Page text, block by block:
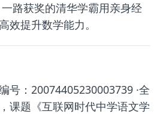
路获奖的清华学霸用亲身经
效提升数学能力。
号：20074405230003739 ·全
课题《互联网时代中学语文学